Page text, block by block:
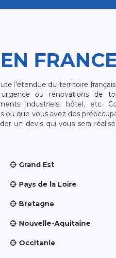
l’étendue du territoire
ou rénovations de
industriels, hôtel, etc.
ou que vous avez des
un devis qui vous sera
Grand Est
Pays de la Loire
Bretagne
Nouvelle-Aquitaine
Occitanie